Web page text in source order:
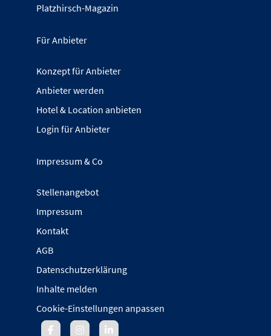
Platzhirsch-Magazin
Für Anbieter
Konzept für Anbieter
Anbieter werden
Hotel & Location anbieten
Login für Anbieter
Impressum & Co
Stellenangebot
Impressum
Kontakt
AGB
Datenschutzerklärung
Inhalte melden
Cookie-Einstellungen anpassen